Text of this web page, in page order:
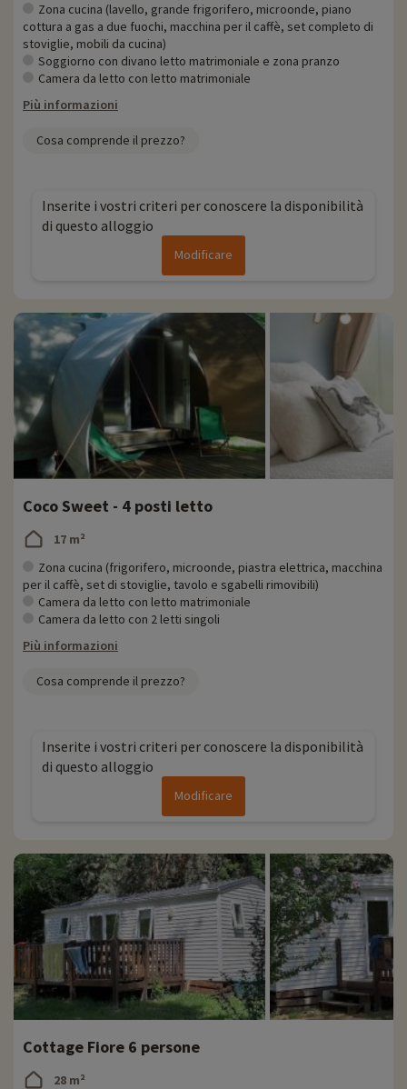
Zona cucina (lavello, grande frigorifero, microonde, piano
cottura a gas a due fuochi, macchina per il caffè, set completo di
stoviglie, mobili da cucina)
Soggiorno con divano letto matrimoniale e zona pranzo
Camera da letto con letto matrimoniale
Più informazioni
Cosa comprende il prezzo?
Inserite i vostri criteri per conoscere la disponibilità
di questo alloggio
Modificare
Coco Sweet - 4 posti letto
17 m²
Zona cucina (frigorifero, microonde, piastra elettrica, macchina
per il caffè, set di stoviglie, tavolo e sgabelli rimovibili)
Camera da letto con letto matrimoniale
Camera da letto con 2 letti singoli
Più informazioni
Cosa comprende il prezzo?
Inserite i vostri criteri per conoscere la disponibilità
di questo alloggio
Modificare
Cottage Fiore 6 persone
28 m²